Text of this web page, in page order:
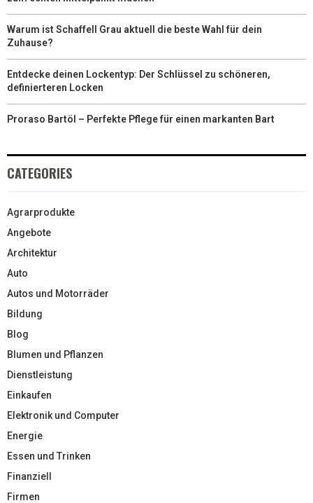
Warum ist Schaffell Grau aktuell die beste Wahl für dein
Zuhause?
Entdecke deinen Lockentyp: Der Schlüssel zu schöneren,
definierteren Locken
Proraso Bartöl – Perfekte Pflege für einen markanten Bart
CATEGORIES
Agrarprodukte
Angebote
Architektur
Auto
Autos und Motorräder
Bildung
Blog
Blumen und Pflanzen
Dienstleistung
Einkaufen
Elektronik und Computer
Energie
Essen und Trinken
Finanziell
Firmen